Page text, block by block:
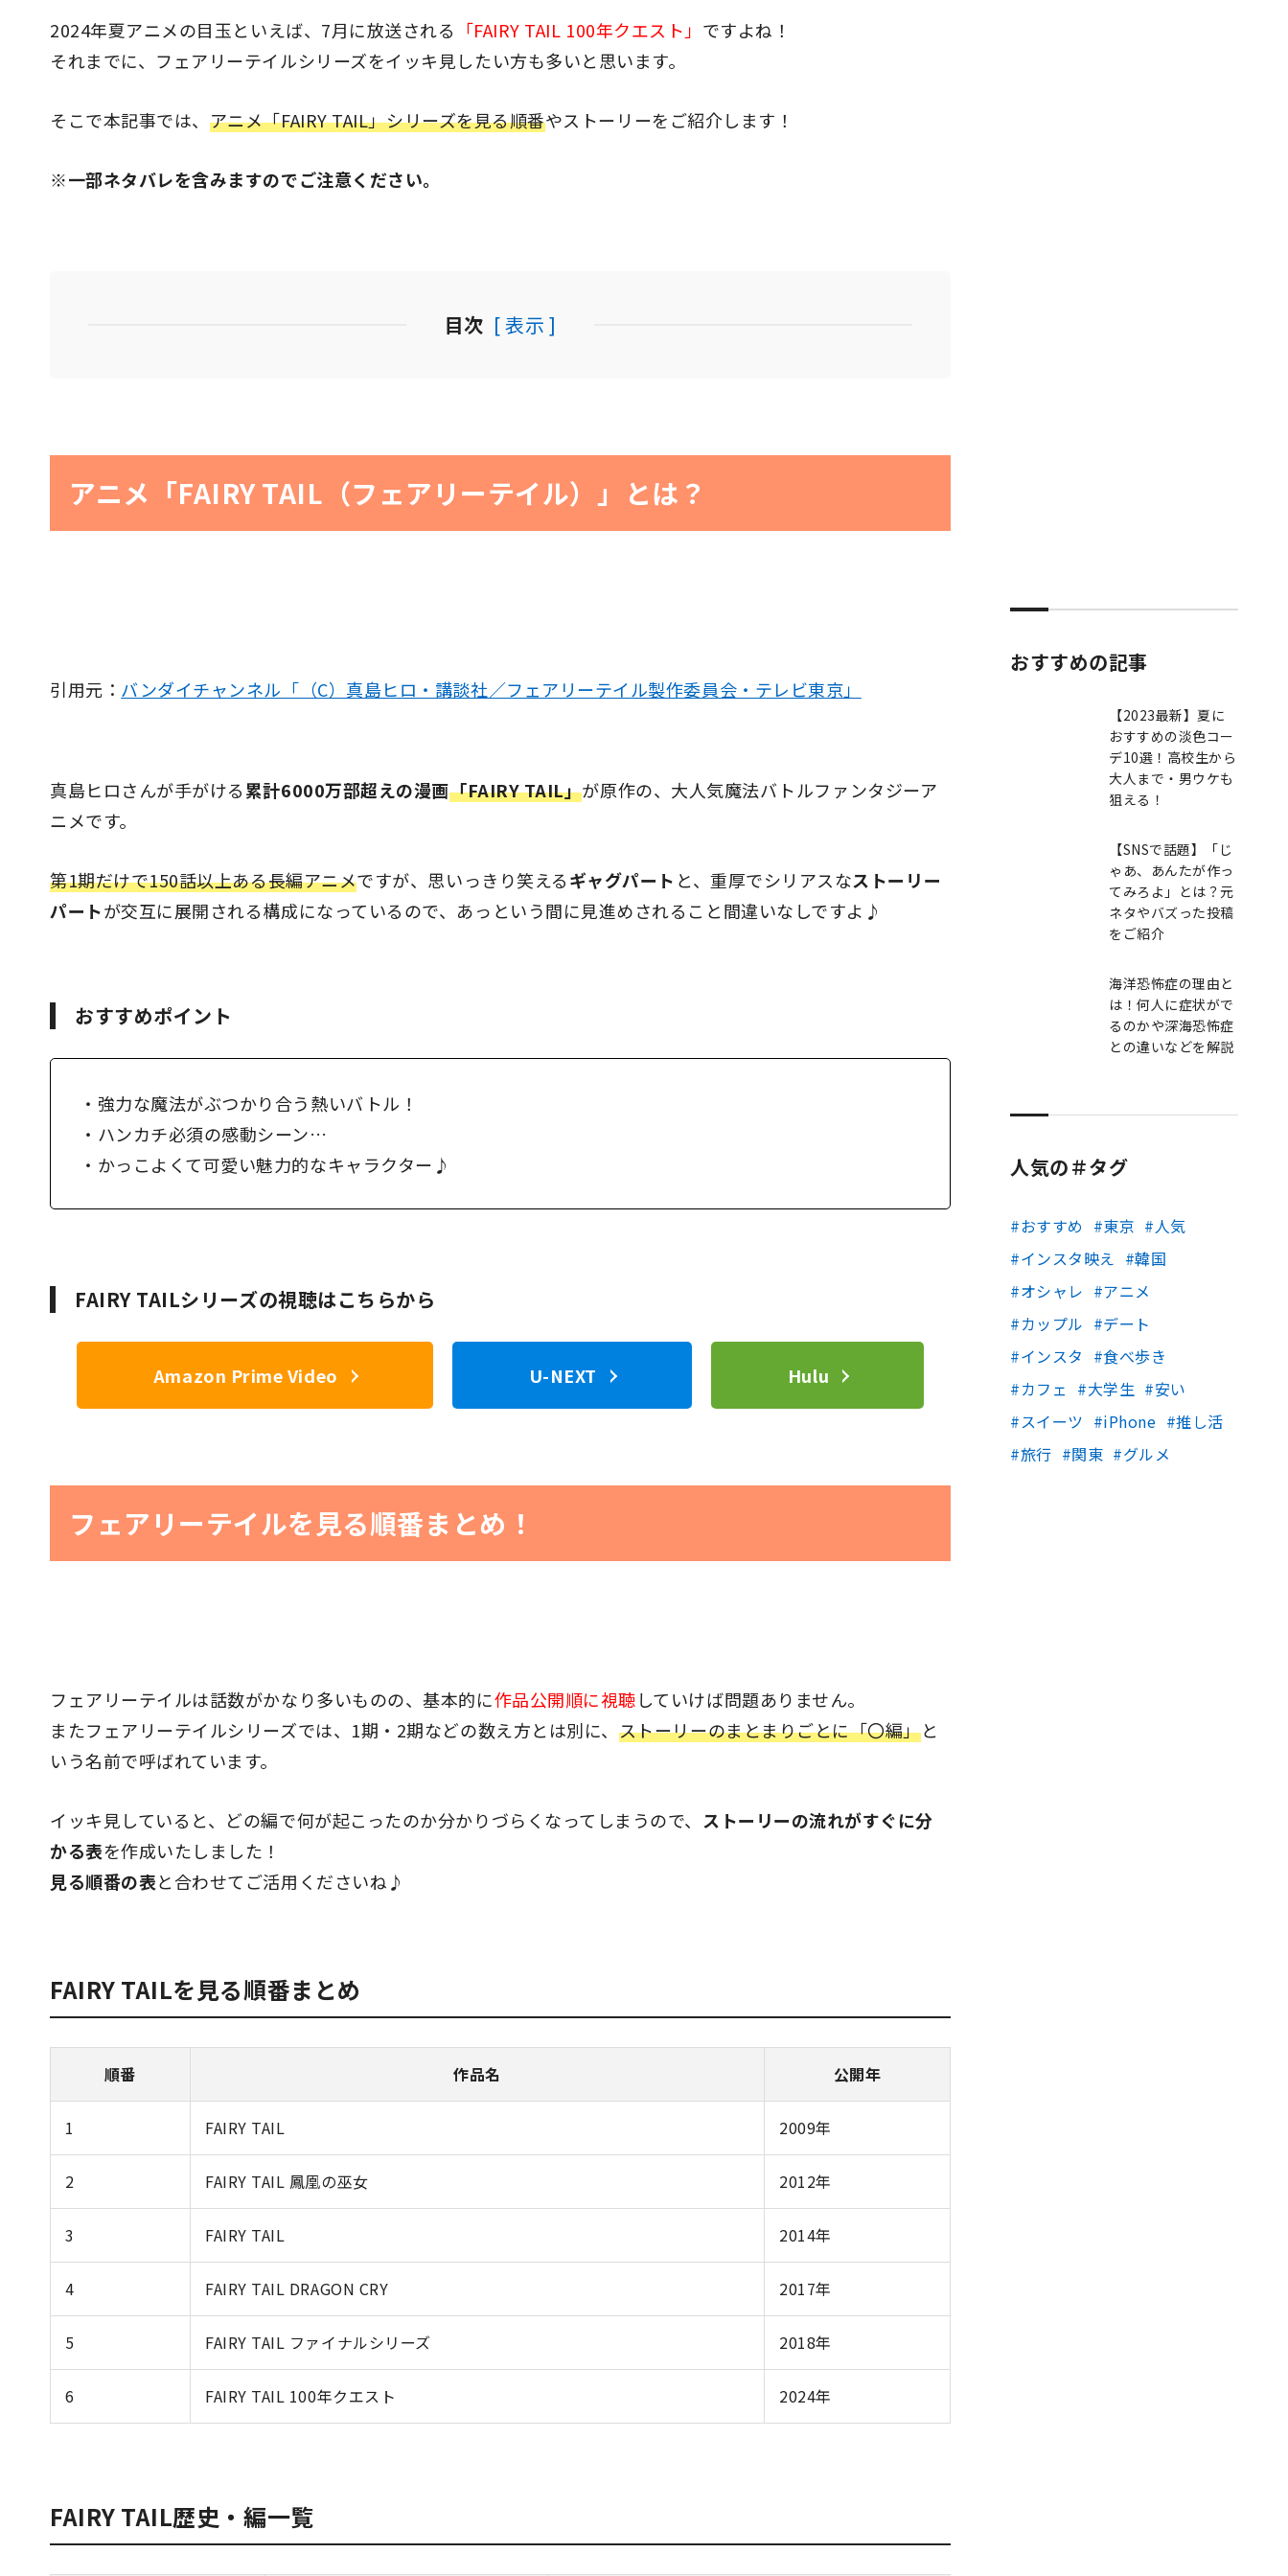
2024年夏アニメの目玉といえば、7月に放送される 「FAIRY TAIL 100年クエスト」 ですよね！
それまでに、フェアリーテイルシリーズをイッキ見したい方も多いと思います。
そこで本記事では、 アニメ「FAIRY TAIL」シリーズを見る順番やストーリーをご紹介します！
※一部ネタバレを含みますのでご注意ください。
目次 [ 表示 ]
アニメ「FAIRY TAIL（フェアリーテイル）」とは？
引用元： バンダイチャンネル「（C）真島ヒロ・講談社／フェアリーテイル製作委員会・テレビ東京」
真島ヒロさんが手がける累計6000万部超えの漫画「FAIRY TAIL」が原作の、大人気魔法バトルファンタジーア
ニメです。
第1期だけで150話以上ある長編アニメですが、思いっきり笑えるギャグパート と、重厚でシリアスなストーリー
パートが交互に展開される構成になっているので、あっという間に見進めされること間違いなしですよ♪
おすすめポイント
・強力な魔法がぶつかり合う熱いバトル！
・ハンカチ必須の感動シーン…
・かっこよくて可愛い魅力的なキャラクター♪
FAIRY TAILシリーズの視聴はこちらから
Amazon Prime Video U-NEXT Hulu
フェアリーテイルを見る順番まとめ！
フェアリーテイルは話数がかなり多いものの、基本的に作品公開順に視聴していけば問題ありません。
またフェアリーテイルシリーズでは、1期・2期などの数え方とは別に、 ストーリーのまとまりごとに「〇編」と
いう名前で呼ばれています。
イッキ見していると、どの編で何が起こったのか分かりづらくなってしまうので、 ストーリーの流れがすぐに分
かる表を作成いたしました！
見る順番の表と合わせてご活用くださいね♪
FAIRY TAILを見る順番まとめ
順番 作品名 公開年
1 FAIRY TAIL 2009年
2 FAIRY TAIL 鳳凰の巫女 2012年
3 FAIRY TAIL 2014年
4 FAIRY TAIL DRAGON CRY 2017年
5 FAIRY TAIL ファイナルシリーズ 2018年
6 FAIRY TAIL 100年クエスト 2024年
FAIRY TAIL歴史・編一覧
おすすめの記事
【2023最新】夏に
おすすめの淡色コー
デ10選！高校生から
大人まで・男ウケも
狙える！
【SNSで話題】「じ
ゃあ、あんたが作っ
てみろよ」とは？元
ネタやバズった投稿
をご紹介
海洋恐怖症の理由と
は！何人に症状がで
るのかや深海恐怖症
との違いなどを解説
人気の＃タグ
おすすめ 東京
人気
インスタ映え
韓国
オシャレ
アニメ
カップル
デート
インスタ
食べ歩き
カフェ
大学生
安い
スイーツ
iPhone
推し活
旅行
関東 グルメ